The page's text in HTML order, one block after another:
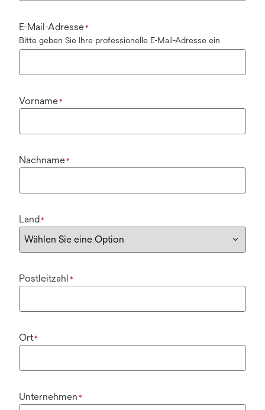
E-Mail-Adresse*
Bitte geben Sie Ihre professionelle E-Mail-Adresse ein
Vorname*
Nachname*
Land*
Postleitzahl *
Ort*
Unternehmen *